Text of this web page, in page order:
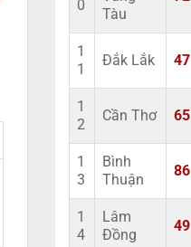
0
Tàu
1
1
Đắk Lắk 47
1
2
Cần Thơ 65
1
3
Bình
Thuận
86
1
4
Lâm
Đồng
49